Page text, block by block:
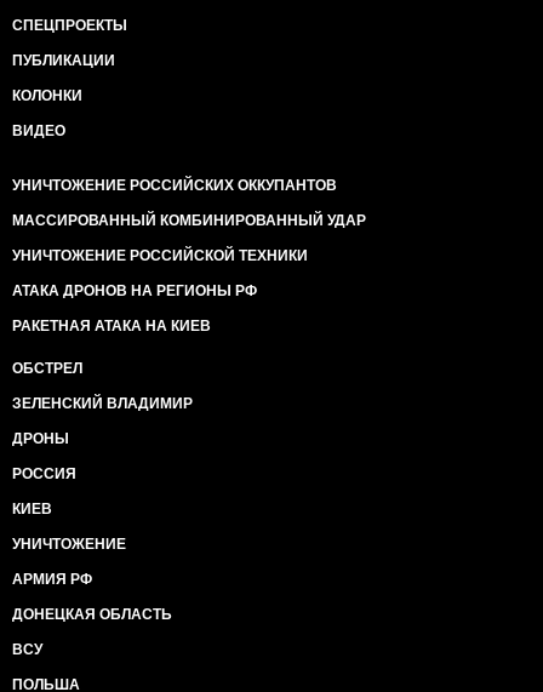
СПЕЦПРОЕКТЫ
ПУБЛИКАЦИИ
КОЛОНКИ
ВИДЕО
УНИЧТОЖЕНИЕ РОССИЙСКИХ ОККУПАНТОВ
МАССИРОВАННЫЙ КОМБИНИРОВАННЫЙ УДАР
УНИЧТОЖЕНИЕ РОССИЙСКОЙ ТЕХНИКИ
АТАКА ДРОНОВ НА РЕГИОНЫ РФ
РАКЕТНАЯ АТАКА НА КИЕВ
ОБСТРЕЛ
ЗЕЛЕНСКИЙ ВЛАДИМИР
ДРОНЫ
РОССИЯ
КИЕВ
УНИЧТОЖЕНИЕ
АРМИЯ РФ
ДОНЕЦКАЯ ОБЛАСТЬ
ВСУ
ПОЛЬША